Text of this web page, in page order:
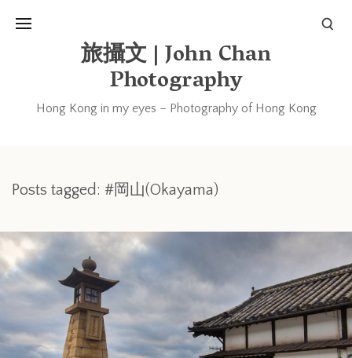
旅攝文 | John Chan
Photography
Hong Kong in my eyes – Photography of Hong Kong
Posts tagged: #岡山(Okayama)